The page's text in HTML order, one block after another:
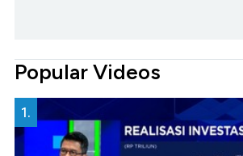
Popular Videos
1.